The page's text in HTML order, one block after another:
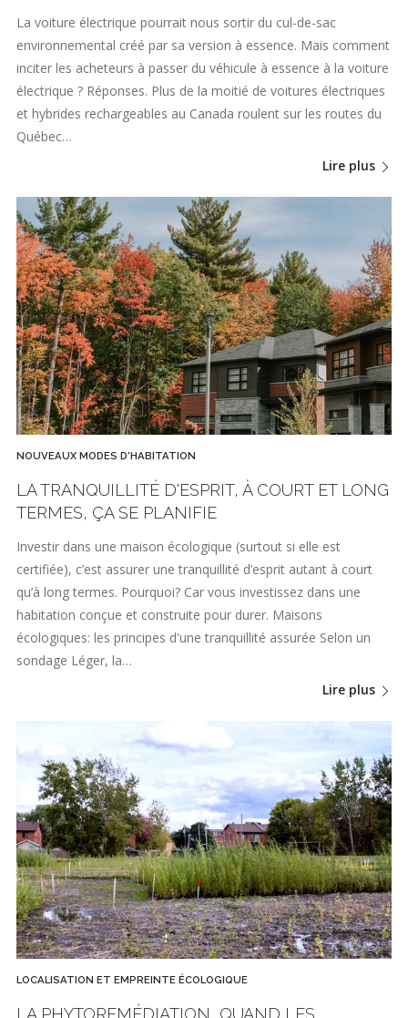
La voiture électrique pourrait nous sortir du cul-de-sac
environnemental créé par sa version à essence. Mais comment
inciter les acheteurs à passer du véhicule à essence à la voiture
électrique ? Réponses. Plus de la moitié de voitures électriques
et hybrides rechargeables au Canada roulent sur les routes du
Québec…
Lire plus
NOUVEAUX MODES D'HABITATION
LA TRANQUILLITÉ D'ESPRIT, À COURT ET LONG
TERMES, ÇA SE PLANIFIE
Investir dans une maison écologique (surtout si elle est
certifiée), c’est assurer une tranquillité d’esprit autant à court
qu’à long termes. Pourquoi? Car vous investissez dans une
habitation conçue et construite pour durer. Maisons
écologiques: les principes d'une tranquillité assurée Selon un
sondage Léger, la…
Lire plus
LOCALISATION ET EMPREINTE ÉCOLOGIQUE
LA PHYTOREMÉDIATION, QUAND LES